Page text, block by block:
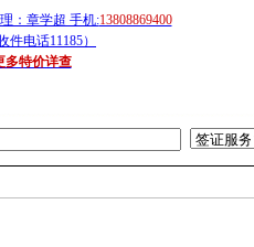
：章学超 手机:13808869400
电话11185）
多特价详查